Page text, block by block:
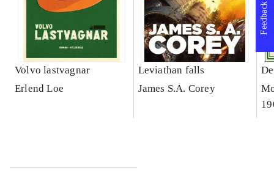
Volvo lastvagnar
Erlend Loe
Leviathan falls
James S.A. Corey
Feedback